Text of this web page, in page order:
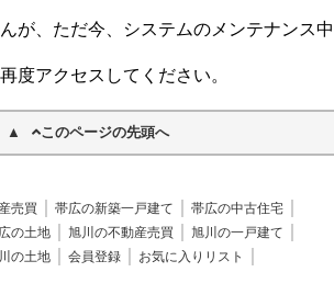
が、ただ今、システムのメンテナンス中
度アクセスしてください。
このページの先頭へ
売買 帯広の新築一戸建て
帯広の中古住宅
の土地 旭川の不動産売買
旭川の一戸建て
の土地 会員登録
お気に入りリスト